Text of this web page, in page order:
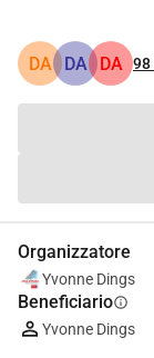
DA DA DA 98
Organizzatore
Yvonne Dings
Beneficiarioinfo
Yvonne Dings